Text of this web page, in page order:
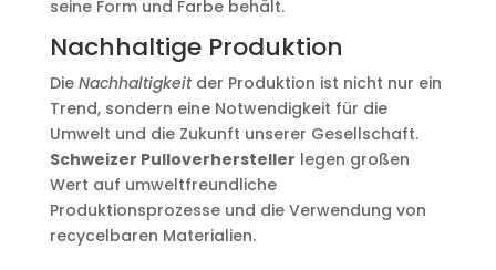
seine Form und Farbe behält.
Nachhaltige Produktion
Die Nachhaltigkeitder Produktion ist nicht nur ein
Trend, sondern eine Notwendigkeit für die
Umwelt und die Zukunft unserer Gesellschaft.
Schweizer Pulloverhersteller legen großen
Wert auf umweltfreundliche
Produktionsprozesse und die Verwendung von
recycelbaren Materialien.